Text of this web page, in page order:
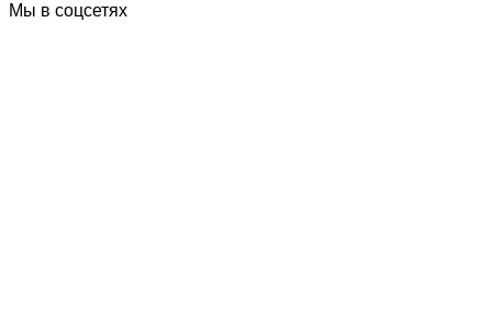
Мы в соцсетях